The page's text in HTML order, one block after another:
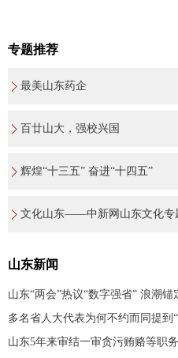
专题推荐
最美山东药企
百廿山大，强校兴国
辉煌“十三五” 奋进“十四五”
文化山东——中新网山东文化专
山东新闻
山东“两会”热议“数字强省” 浪潮
多名省人大代表为何不约而同提到
山东5年来审结一审贪污贿赂等职